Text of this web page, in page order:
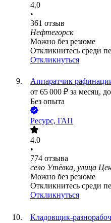
4.0
•
361 отзыв
Нефтегорск
Можно без резюме
Откликнитесь среди
Откликнуться
Аппаратчик
от 65 000 ₽ за месяц,
Без опыта
Ресурс, ГАП
4.0
•
774 отзыва
село Утёвка, улица
Можно без резюме
Откликнитесь среди
Откликнуться
Кладовщик-